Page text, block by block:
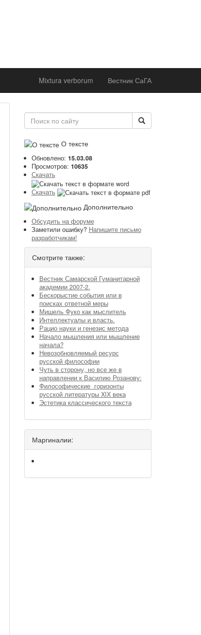
Mixtura verborum Вестник СаГА
О тексте
Обновлено: 15.03.08
Просмотров: 10635
Скачать
Скачать
Дополнительно
Обсудить на форуме
Заметили ошибку? Напишите письмо
разработчикам!
Смотрите также:
Вестник Самарской Гуманитарной
академии 2007-2.
Бескорыстие события или в
поисках ответной меры
Мишель Фуко как мыслитель
Интеллектуалы и власть.
Рацио науки и генезис метода
Начало мышления или мышление
начала?
Невозобновляемый ресурс
русской философии
Чуть в сторону, но все же в
направлении к Василию Розанову:
Философические горизонты
русской литературы XIX века
Эстетика классического текста
Маргиналии: